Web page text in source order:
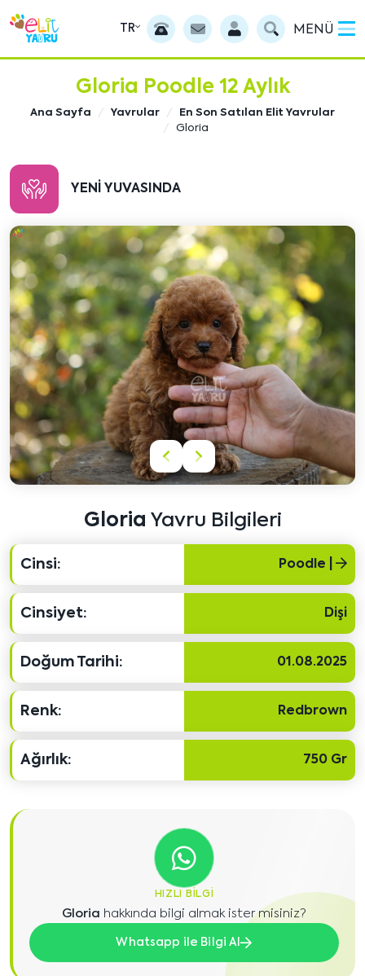
TR MENÜ
Gloria Poodle 12 Aylık
Ana Sayfa Yavrular
En Son Satılan Elit Yavrular
Gloria
YENI YUVASINDA
Önceki
içeriği
Sonraki
içeriği
Gloria Yavru Bilgileri
Cinsi: Poodle |
Cinsiyet: Dişi
Doğum Tarihi: 01.08.2025
Renk: Redbrown
Ağırlık: 750 Gr
HIZLI BILGI
Gloria hakkında bilgi almak ister misiniz?
Whatsapp ile Bilgi Al